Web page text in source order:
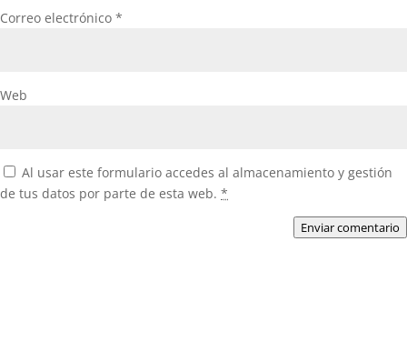
Correo electrónico *
Web
Al usar este formulario accedes al almacenamiento y gestión
de tus datos por parte de esta web. *
Enviar comentario